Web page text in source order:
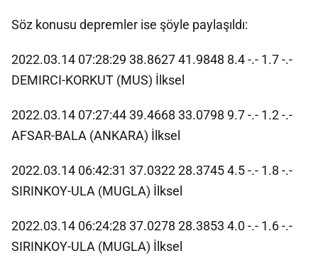
Söz konusu depremler ise şöyle paylaşıldı:
2022.03.14 07:28:29 38.8627 41.9848 8.4 -.- 1.7 -.-
DEMIRCI-KORKUT (MUS) İlksel
2022.03.14 07:27:44 39.4668 33.0798 9.7 -.- 1.2 -.-
AFSAR-BALA (ANKARA) İlksel
2022.03.14 06:42:31 37.0322 28.3745 4.5 -.- 1.8 -.-
SIRINKOY-ULA (MUGLA) İlksel
2022.03.14 06:24:28 37.0278 28.3853 4.0 -.- 1.6 -.-
SIRINKOY-ULA (MUGLA) İlksel